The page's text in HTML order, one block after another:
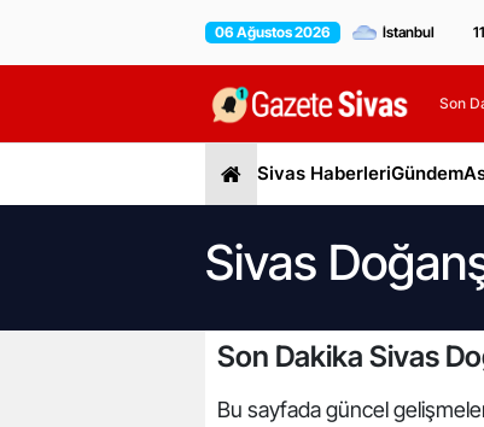
06 Ağustos 2026 11
Son
Sivas HaberleriGündem
Sivas
Son Dakika Sivas
Bu sayfada güncel